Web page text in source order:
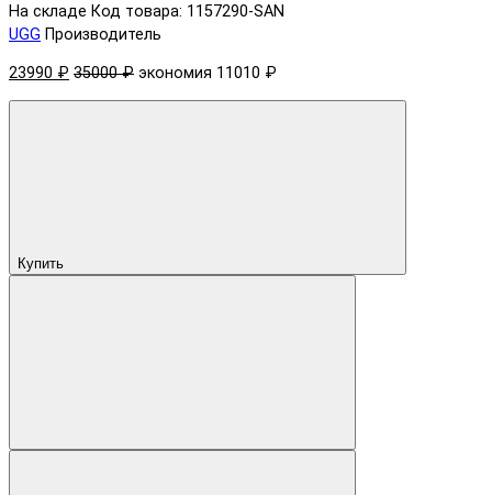
На складе Код товара: 1157290-SAN
UGG Производитель
23990 ₽ 35000 ₽ экономия 11010 ₽
Купить